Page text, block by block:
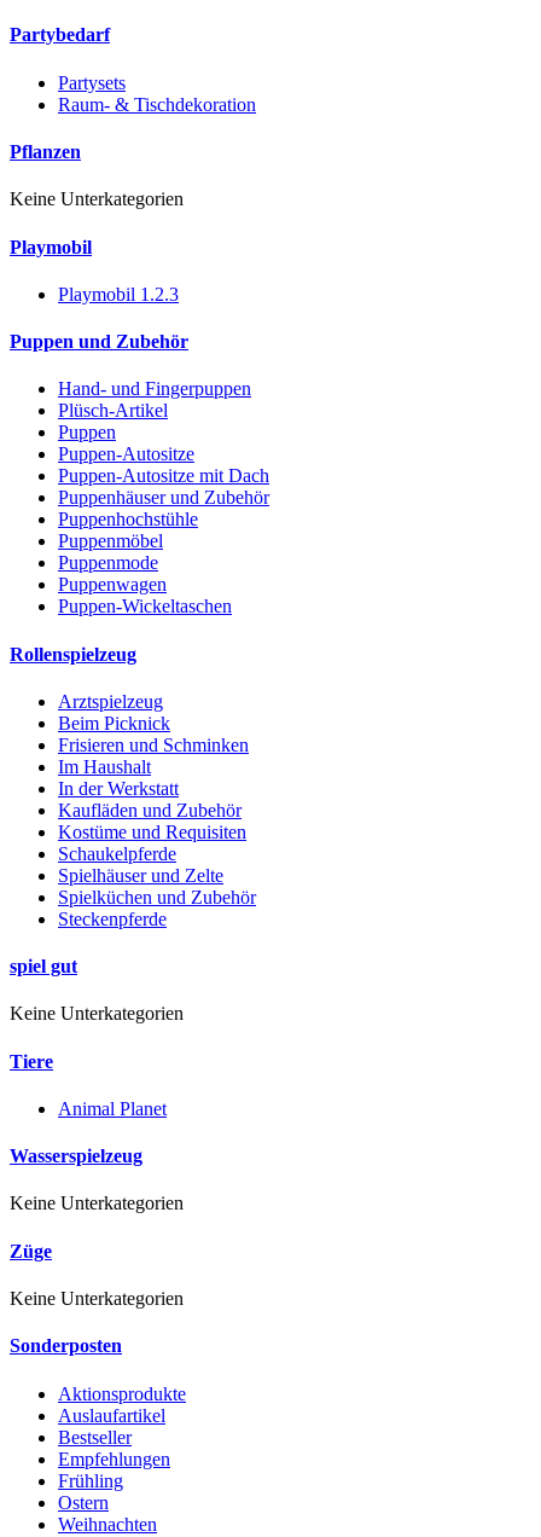
Partybedarf
Partysets
Raum- & Tischdekoration
Pflanzen
Keine Unterkategorien
Playmobil
Playmobil 1.2.3
Puppen und Zubehör
Hand- und Fingerpuppen
Plüsch-Artikel
Puppen
Puppen-Autositze
Puppen-Autositze mit Dach
Puppenhäuser und Zubehör
Puppenhochstühle
Puppenmöbel
Puppenmode
Puppenwagen
Puppen-Wickeltaschen
Rollenspielzeug
Arztspielzeug
Beim Picknick
Frisieren und Schminken
Im Haushalt
In der Werkstatt
Kaufläden und Zubehör
Kostüme und Requisiten
Schaukelpferde
Spielhäuser und Zelte
Spielküchen und Zubehör
Steckenpferde
spiel gut
Keine Unterkategorien
Tiere
Animal Planet
Wasserspielzeug
Keine Unterkategorien
Züge
Keine Unterkategorien
Sonderposten
Aktionsprodukte
Auslaufartikel
Bestseller
Empfehlungen
Frühling
Ostern
Weihnachten